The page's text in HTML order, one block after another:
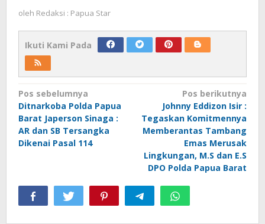
oleh Redaksi : Papua Star
Ikuti Kami Pada
Navigasi
pos
Pos sebelumnya
Ditnarkoba Polda Papua
Barat Japerson Sinaga :
AR dan SB Tersangka
Dikenai Pasal 114
Pos berikutnya
Johnny Eddizon Isir :
Tegaskan Komitmennya
Memberantas Tambang
Emas Merusak
Lingkungan, M.S dan E.S
DPO Polda Papua Barat